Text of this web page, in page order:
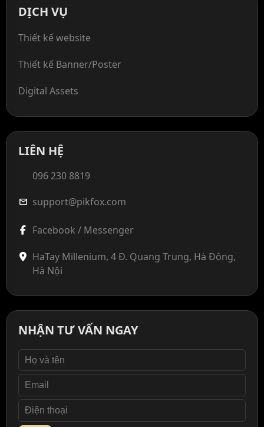
DỊCH VỤ
Thiết kế website
Thiết kế Banner/Poster
Digital Assets
LIÊN HỆ
096 230 8819
mail support@pikfox.com
Facebook / Messenger
HaTay Millenium, 4 Đ. Quang Trung, Hà Đông,
Hà Nội
NHẬN TƯ VẤN NGAY